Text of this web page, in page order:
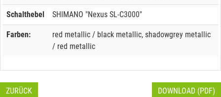
Schalthebel SHIMANO "Nexus SL-C3000"
Farben:
red metallic / black metallic, shadowgrey metallic
/ red metallic
ZURÜCK DOWNLOAD (PDF)